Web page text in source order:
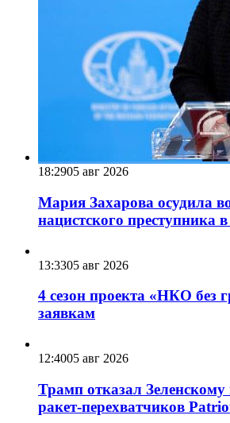
18:2905 авг 2026
Мария Захарова осудила
нацистского преступника
13:3305 авг 2026
4 сезон проекта «НКО без
заявкам
12:4005 авг 2026
Трамп отказал Зеленскому
ракет-перехватчиков